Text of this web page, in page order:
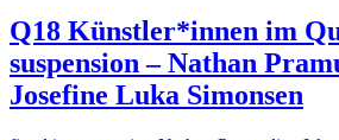
Q18 Künstler*innen im
suspension – Nathan
Josefine Luka Simonsen